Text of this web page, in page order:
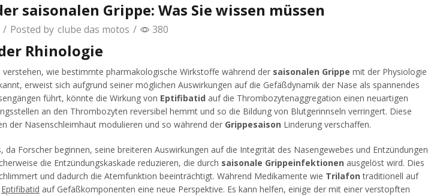
saisonalen Grippe: Was Sie wissen müssen
/ Posted by clube das motos / 380
Rhinologie
wie bestimmte pharmakologische Wirkstoffe während der saisonalen Grippe mit der Physiologie
erweist sich aufgrund seiner möglichen Auswirkungen auf die Gefäßdynamik der Nase als spannendes
führt, könnte die Wirkung von Eptifibatid auf die Thrombozytenaggregation einen neuartigen
an den Thrombozyten reversibel hemmt und so die Bildung von Blutgerinnseln verringert. Diese
der Nasenschleimhaut modulieren und so während der Grippesaison Linderung verschaffen.
da Forscher beginnen, seine breiteren Auswirkungen auf die Integrität des Nasengewebes und Entzündungen
die Entzündungskaskade reduzieren, die durch saisonale Grippeinfektionen ausgelöst wird. Dies
und dadurch die Atemfunktion beeinträchtigt. Während Medikamente wie Trilafon traditionell auf
Eptifibatid auf Gefäßkomponenten eine neue Perspektive. Es kann helfen, einige der mit einer verstopften